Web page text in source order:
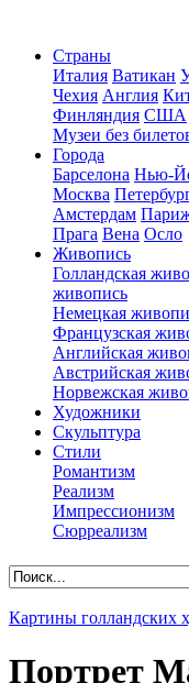
Страны
Италия Ватикан
Чехия Англия
Финляндия США
Музеи без
Города
Барселона Нью-
Москва
Амстердам
Прага Вена Осло
Живопись
Голландская
живопись
Немецкая
Французская
Английская
Австрийская
Норвежская
Художники
Скульптура
Стили
Романтизм
Реализм
Импрессионизм
Сюрреализм
Картины голландских
Портрет